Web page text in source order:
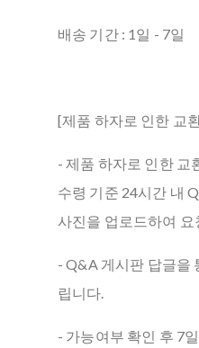
배송 기간 : 1일 - 7일
[제품 하자로 인한 교
- 제품 하자로 인한 교
수령 기준 24시간 내
사진을 업로드하여 요
- Q&A 게시판 답글을
립니다.
- 가능여부 확인 후 7